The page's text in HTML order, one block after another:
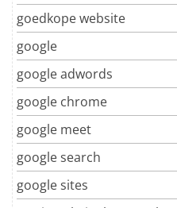
goedkope website
google
google adwords
google chrome
google meet
google search
google sites